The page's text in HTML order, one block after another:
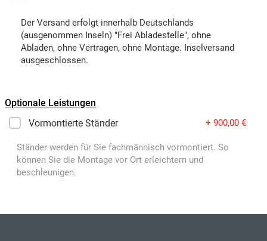
Der Versand erfolgt innerhalb Deutschlands
(ausgenommen Inseln) "Frei Abladestelle", ohne
Abladen, ohne Vertragen, ohne Montage. Inselversand
ausgeschlossen.
Optionale Leistungen
Vormontierte Ständer
+ 900,00 €
Ständer werden für Sie fachmännisch vormontiert. So
können Sie die Montage vor Ort erleichtern und
beschleunigen.